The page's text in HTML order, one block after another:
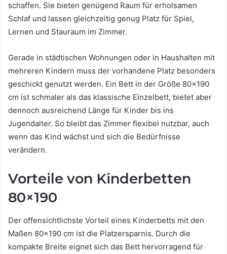
schaffen. Sie bieten genügend Raum für erholsamen
Schlaf und lassen gleichzeitig genug Platz für Spiel,
Lernen und Stauraum im Zimmer.
Gerade in städtischen Wohnungen oder in Haushalten mit
mehreren Kindern muss der vorhandene Platz besonders
geschickt genutzt werden. Ein Bett in der Größe 80×190
cm ist schmaler als das klassische Einzelbett, bietet aber
dennoch ausreichend Länge für Kinder bis ins
Jugendalter. So bleibt das Zimmer flexibel nutzbar, auch
wenn das Kind wächst und sich die Bedürfnisse
verändern.
Vorteile von Kinderbetten
80×190
Der offensichtlichste Vorteil eines Kinderbetts mit den
Maßen 80×190 cm ist die Platzersparnis. Durch die
kompakte Breite eignet sich das Bett hervorragend für